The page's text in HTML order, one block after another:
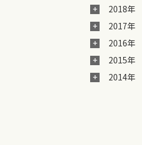
2018年
2017年
2016年
2015年
2014年